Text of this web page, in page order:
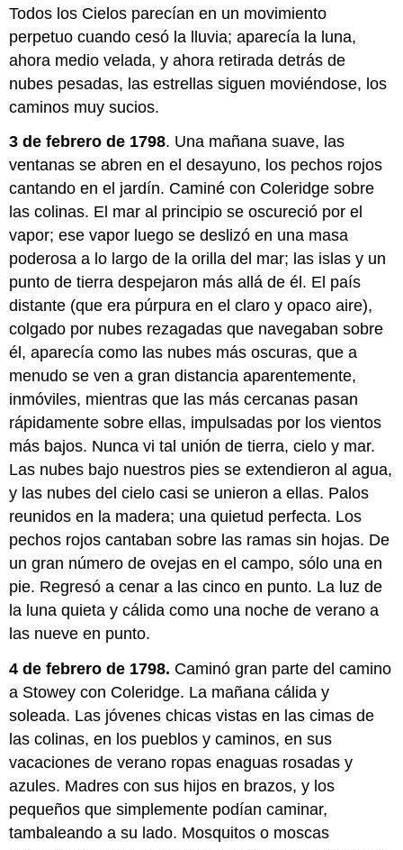
Todos los Cielos parecían en un movimiento
perpetuo cuando cesó la lluvia; aparecía la luna,
ahora medio velada, y ahora retirada detrás de
nubes pesadas, las estrellas siguen moviéndose, los
caminos muy sucios.
3 de febrero de 1798. Una mañana suave, las
ventanas se abren en el desayuno, los pechos rojos
cantando en el jardín. Caminé con Coleridge sobre
las colinas. El mar al principio se oscureció por el
vapor; ese vapor luego se deslizó en una masa
poderosa a lo largo de la orilla del mar; las islas y un
punto de tierra despejaron más allá de él. El país
distante (que era púrpura en el claro y opaco aire),
colgado por nubes rezagadas que navegaban sobre
él, aparecía como las nubes más oscuras, que a
menudo se ven a gran distancia aparentemente,
inmóviles, mientras que las más cercanas pasan
rápidamente sobre ellas, impulsadas por los vientos
más bajos. Nunca vi tal unión de tierra, cielo y mar.
Las nubes bajo nuestros pies se extendieron al agua,
y las nubes del cielo casi se unieron a ellas. Palos
reunidos en la madera; una quietud perfecta. Los
pechos rojos cantaban sobre las ramas sin hojas. De
un gran número de ovejas en el campo, sólo una en
pie. Regresó a cenar a las cinco en punto. La luz de
la luna quieta y cálida como una noche de verano a
las nueve en punto.
4 de febrero de 1798. Caminó gran parte del camino
a Stowey con Coleridge. La mañana cálida y
soleada. Las jóvenes chicas vistas en las cimas de
las colinas, en los pueblos y caminos, en sus
vacaciones de verano ropas enaguas rosadas y
azules. Madres con sus hijos en brazos, y los
pequeños que simplemente podían caminar,
tambaleando a su lado. Mosquitos o moscas